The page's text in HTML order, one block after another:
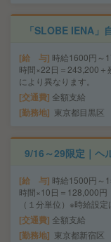
「SLOBE IENA
給 与 時給1600円～
時間×22日＝243,200
により異なります。
交通費 全額支給
勤務地 東京都目黒区
9/16～29限定｜ヘ
給 与 時給1500円～
時間×10日＝128,000円
（１分単位）※時給設
交通費 全額支給
勤務地 東京都新宿区